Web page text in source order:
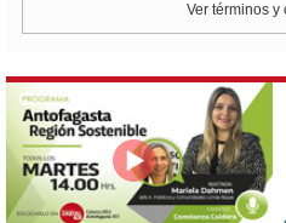
Ver términos y